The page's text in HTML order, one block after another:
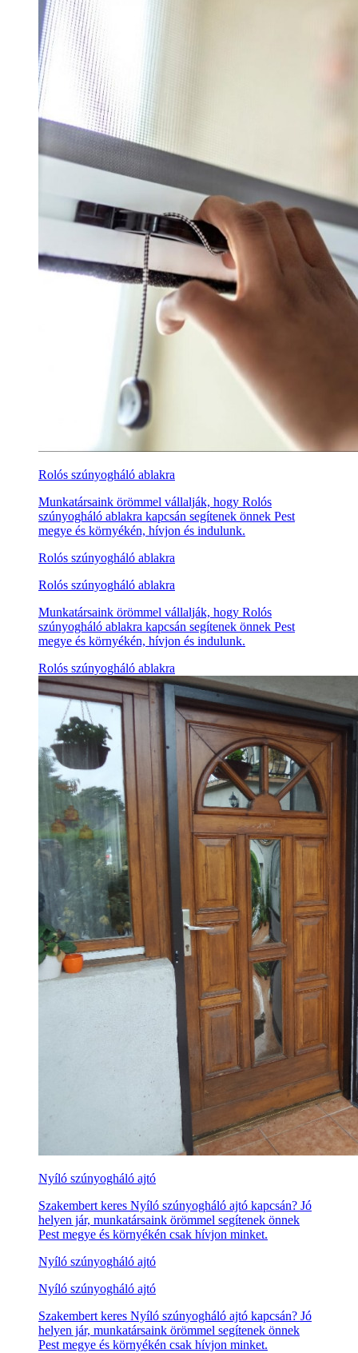
Rolós szúnyogháló ablakra
Munkatársaink örömmel vállalják, hogy Rolós
szúnyogháló ablakra kapcsán segítenek önnek Pest
megye és környékén, hívjon és indulunk.
Rolós szúnyogháló ablakra
Rolós szúnyogháló ablakra
Munkatársaink örömmel vállalják, hogy Rolós
szúnyogháló ablakra kapcsán segítenek önnek Pest
megye és környékén, hívjon és indulunk.
Rolós szúnyogháló ablakra
Nyíló szúnyogháló ajtó
Szakembert keres Nyíló szúnyogháló ajtó kapcsán? Jó
helyen jár, munkatársaink örömmel segítenek önnek
Pest megye és környékén csak hívjon minket.
Nyíló szúnyogháló ajtó
Nyíló szúnyogháló ajtó
Szakembert keres Nyíló szúnyogháló ajtó kapcsán? Jó
helyen jár, munkatársaink örömmel segítenek önnek
Pest megye és környékén csak hívjon minket.